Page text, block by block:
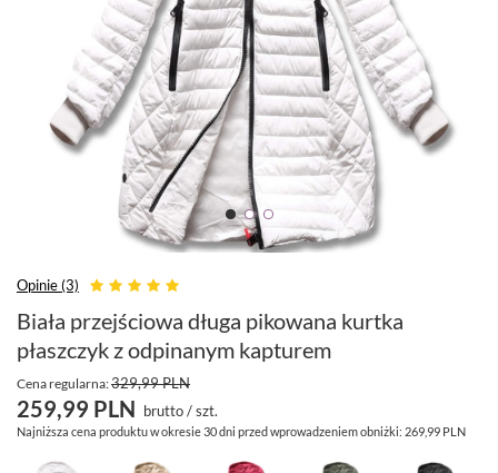
Opinie (3)
Biała przejściowa długa pikowana kurtka
płaszczyk z odpinanym kapturem
Cena regularna:329,99 PLN
259,99 PLN brutto/szt.
Najniższa cena produktu w okresie 30 dni przed wprowadzeniem obniżki: 269,99 PLN